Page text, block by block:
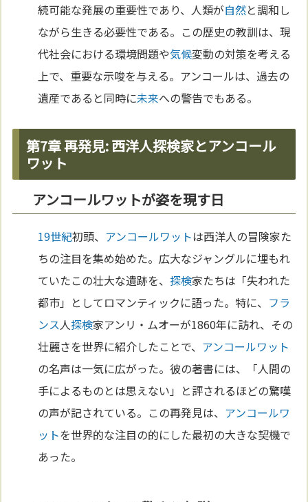
続可能な発展の重要性であり、人類が自然と調和し
ながら生きる必要性である。この歴史の教訓は、現
代社会における環境問題や気候変動の対策を考える
上で、重要な示唆を与える。アンコールは、過去の
遺産であると同時に未来への警告でもある。
第7章 再発見: 西洋人探検家とアンコール
ワット
アンコールワットが姿を現す日
19世紀初頭、 アンコールワットは西洋人の冒険家た
ちの注目を集め始めた。広大なジャングルに埋もれ
ていたこの壮大な遺跡を、探検家たちは「失われた
都市」としてロマンティックに語った。特に、 フラ
ンス人探検家アンリ・ムオーが1860年に訪れ、その
壮麗さを世界に紹介したことで、 アンコールワット
の名声は一気に広がった。彼の著書には、「人間の
手によるものとは思えない」と評されるほどの驚嘆
の声が記されている。この再発見は、 アンコールワ
ットを世界的な注目の的にした最初の大きな契機で
あった。